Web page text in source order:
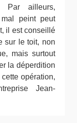
Par ailleurs,
peint peut
il est conseillé
sur le toit, non
mais surtout
la déperdition
opération,
Jean-